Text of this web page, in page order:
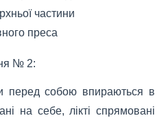
№ 2:
собою впираються в
на себе, лікті спрямовані